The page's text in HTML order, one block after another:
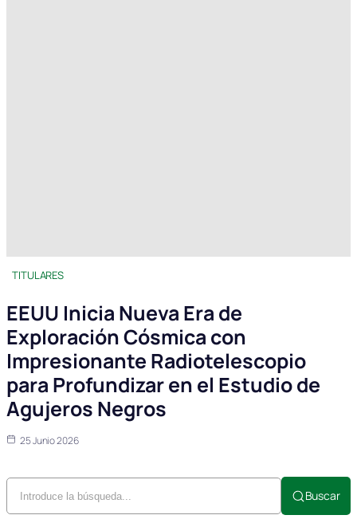
TITULARES
EEUU Inicia Nueva Era de
Exploración Cósmica con
Impresionante Radiotelescopio
para Profundizar en el Estudio de
Agujeros Negros
25 Junio 2026
Buscar